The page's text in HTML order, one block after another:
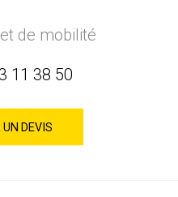
de mobilité
11 38 50
DEVIS